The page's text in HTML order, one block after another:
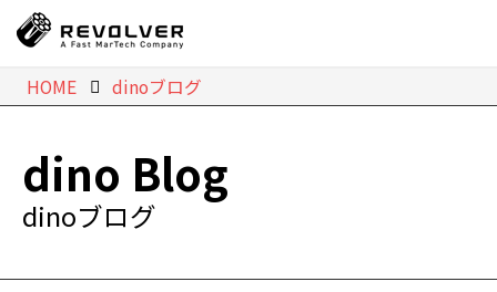
HOME dinoブログ
dino Blog
dinoブログ